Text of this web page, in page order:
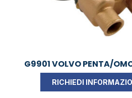
G9901 VOLVO PENTA/
RICHIEDI